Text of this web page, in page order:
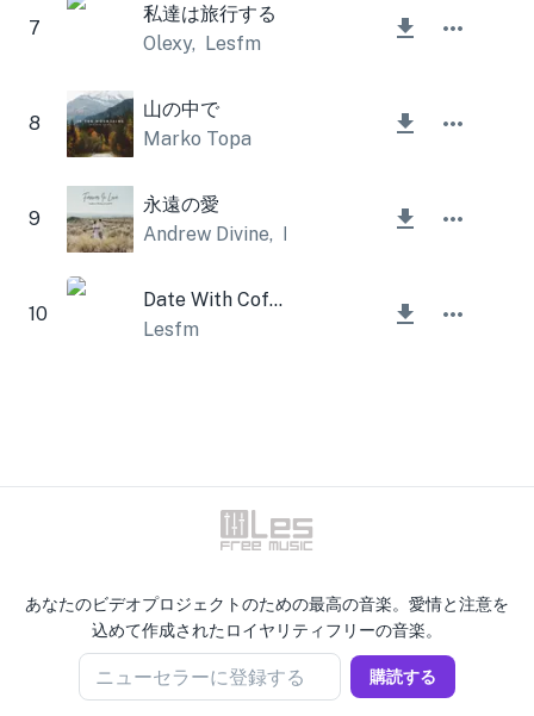
7
私達は旅行する
Olexy, Lesfm
8
山の中で
Marko Topa
9
永遠の愛
Andrew Divine, Lesfm
10
Date With Coffee
Lesfm
あなたのビデオプロジェクトのための最高の音楽。愛情と注意を
込めて作成されたロイヤリティフリーの音楽。
ニューセラーに登録する 購読する